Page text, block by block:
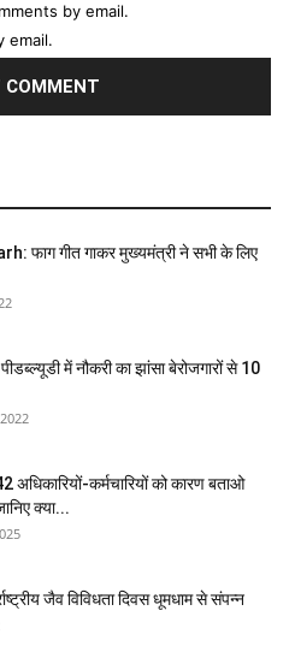
by email.
email.
फाग गीत गाकर मुख्यमंत्री ने सभी के लिए
में नौकरी का झांसा बेरोजगारों से 10
अधिकारियों-कर्मचारियों को कारण बताओ
क्या...
जैव विविधता दिवस धूमधाम से संपन्न